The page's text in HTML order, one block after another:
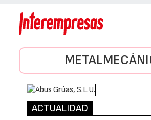
ACTUALIDAD